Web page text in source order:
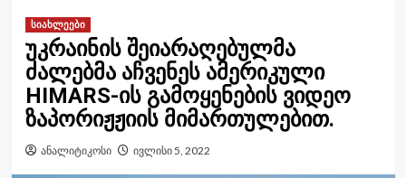
სიახლეები
უკრაინის შეიარაღებულმა
ძალებმა აჩვენეს ამერიკული
HIMARS-ის გამოყენების ვიდეო
ზაპორიჟჟიის მიმართულებით.
ანალიტიკოსი ივლისი 5, 2022